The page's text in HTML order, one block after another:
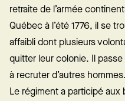
retraite de l’armée
Québec à l’été 1776, il se
affaibli dont plusieurs
quitter leur colonie. Il
à recruter d’autres hommes.
Le régiment a participé aux